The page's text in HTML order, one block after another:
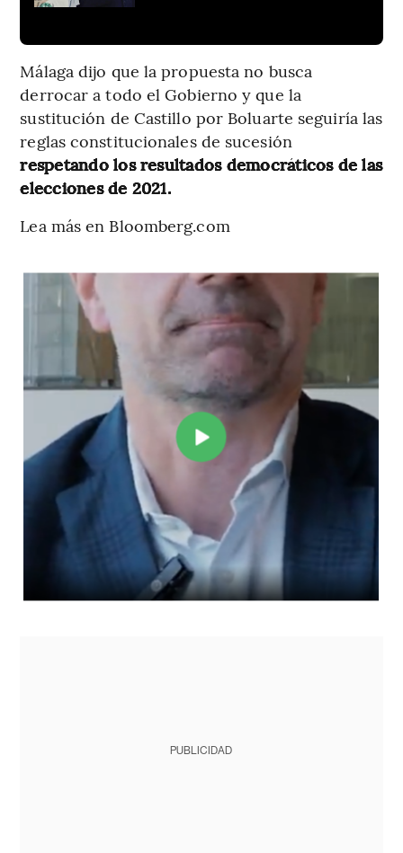
Málaga dijo que la propuesta no busca
derrocar a todo el Gobierno y que la
sustitución de Castillo por Boluarte seguiría las
reglas constitucionales de sucesión
respetando los resultados democráticos de las
elecciones de 2021.
Lea más en Bloomberg.com
PUBLICIDAD